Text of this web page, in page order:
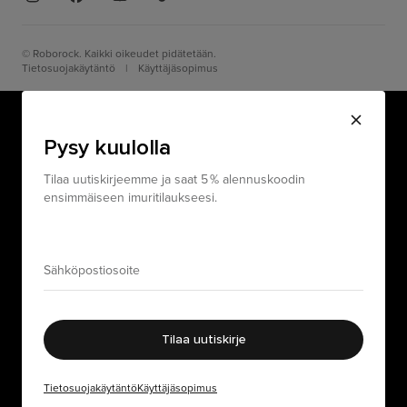
Pysy kuulolla
Tilaa uutiskirjeemme ja saat 5 % alennuskoodin
ensimmäiseen imuritilaukseesi.
Tilaa uutiskirje
TietosuojakäytäntöKäyttäjäsopimus
© Roborock. Kaikki oikeudet pidätetään.
Tietosuojakäytäntö
Käyttäjäsopimus